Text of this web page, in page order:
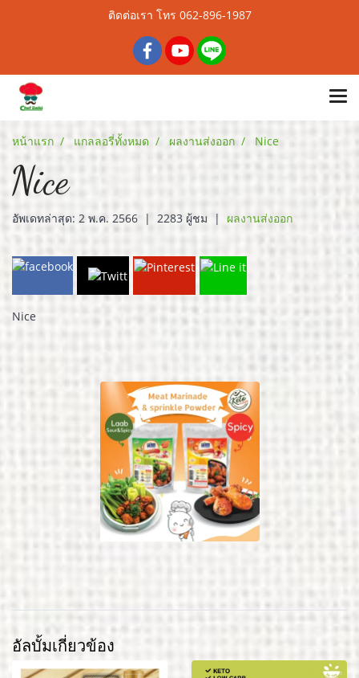
ติดต่อเรา โทร 062-896-1987
หน้าแรก แกลลอรี่ทั้งหมด ผลงานส่งออก Nice
Nice
อัพเดทล่าสุด: 2 พ.ค. 2566 | 2283 ผู้ชม | ผลงานส่งออก
Nice
อัลบั้มเกี่ยวข้อง